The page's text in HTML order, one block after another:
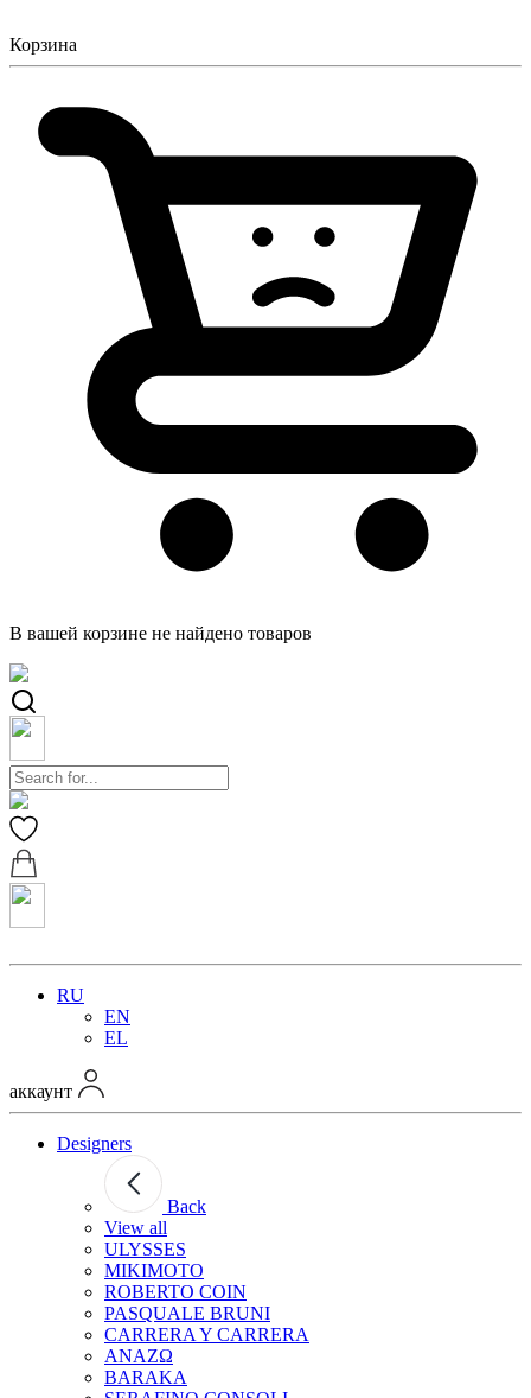
Корзина
В вашей корзине не найдено товаров
RU
EN
EL
аккаунт
Designers
Back
View all
ULYSSES
MIKIMOTO
ROBERTO COIN
PASQUALE BRUNI
CARRERA Y CARRERA
ANAZΩ
BARAKA